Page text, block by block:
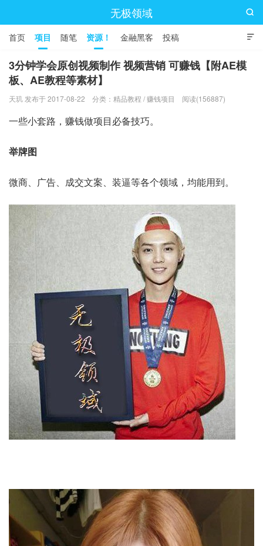
无极领域

首页 项目 随笔 资源！ 金融黑客 投稿

3分钟学会原创视频制作 视频营销 可赚钱【附AE模
板、AE教程等素材】
天玑 发布于 2017-08-22 分类： 精品教程 /赚钱项目 阅读(156887)
一些小套路，赚钱做项目必备技巧。
举牌图
微商、广告、成交文案、装逼等各个领域，均能用到。